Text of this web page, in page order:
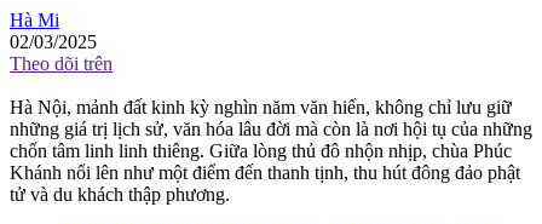
Hà Mi
02/03/2025
Theo dõi trên
Hà Nội, mảnh đất kinh kỳ nghìn năm văn hiến, không chỉ lưu giữ
những giá trị lịch sử, văn hóa lâu đời mà còn là nơi hội tụ của những
chốn tâm linh linh thiêng. Giữa lòng thủ đô nhộn nhịp, chùa Phúc
Khánh nổi lên như một điểm đến thanh tịnh, thu hút đông đảo phật
tử và du khách thập phương.